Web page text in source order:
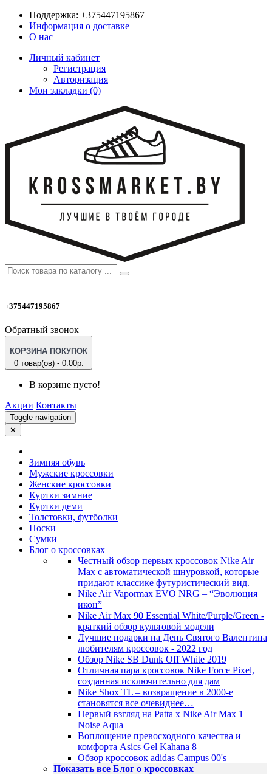
Поддержка: +375447195867
Информация о доставке
О нас
Личный кабинет
Регистрация
Авторизация
Мои закладки (0)
+375447195867
Обратный звонок
КОРЗИНА ПОКУПОК
0 товар(ов) - 0.00р.
В корзине пусто!
Акции Контакты
Toggle navigation
✕
Зимняя обувь
Мужские кроссовки
Женские кроссовки
Куртки зимние
Куртки деми
Толстовки, футболки
Носки
Сумки
Блог о кроссовках
Честный обзор первых кроссовок Nike Air
Max с автоматической шнуровкой, которые
придают классике футуристический вид.
Nike Air Vapormax EVO NRG – “Эволюция
икон”
Nike Air Max 90 Essential White/Purple/Green -
краткий обзор культовой модели
Лучшие подарки на День Святого Валентина
любителям кроссовок - 2022 год
Обзор Nike SB Dunk Off White 2019
Отличная пара кроссовок Nike Force Pixel,
созданная исключительно для дам
Nike Shox TL – возвращение в 2000-е
становятся все очевиднее…
Первый взгляд на Patta x Nike Air Max 1
Noise Aqua
Воплощение превосходного качества и
комфорта Asics Gel Kahana 8
Обзор кроссовок adidas Campus 00's
Показать все Блог о кроссовках